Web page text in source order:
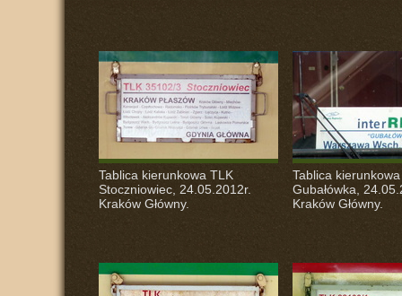
Tablica kierunkowa TLK
Stoczniowiec, 24.05.2012r.
Kraków Główny.
Tablica
Gubałówka,
Kraków Główny.